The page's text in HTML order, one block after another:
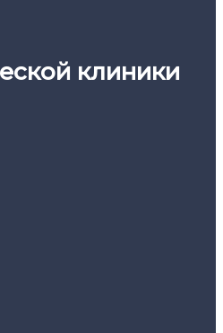
клиники